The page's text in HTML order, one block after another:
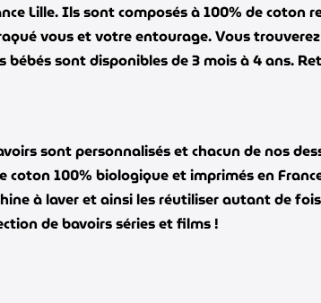
Lille. Ils sont composés à 100% de coton
vous et votre entourage. Vous
sont disponibles de 3 mois à 4 ans.
sont personnalisés et chacun de nos
100% biologique et imprimés en
à laver et ainsi les réutiliser autant de
de bavoirs séries et films !